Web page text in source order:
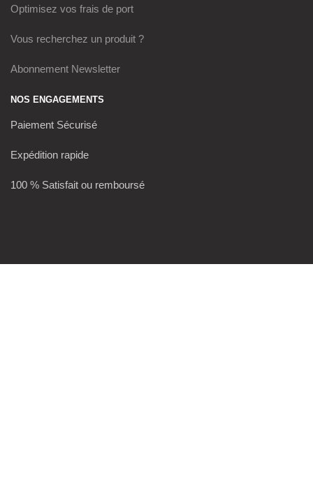
Optimisez vos frais de port
Vous recherchez un produit ?
Abonnement Newsletter
NOS ENGAGEMENTS
Paiement Sécurisé
Expédition rapide
100 % Satisfait ou remboursé